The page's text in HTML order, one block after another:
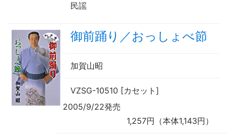
民謡
御前踊り／おっしょべ節
加賀山昭
VZSG-10510 [カセット]
2005/9/22発売
1,257円（本体1,143円）